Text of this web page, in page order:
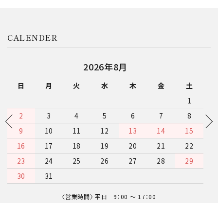
CALENDER
2026年9月
日 月 火 水 木 金
土
5
6
7 8 9 10 11
12
13
14 15 16 17 18
19
20
21 22 23 24 25
26
27
28 29 30
〈営業時間〉 平日 9：00 〜 17：00